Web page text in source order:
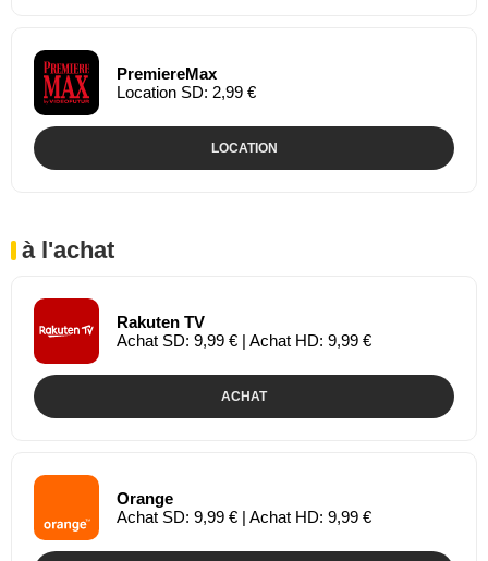
PremiereMax
Location SD: 2,99 €
LOCATION
à l'achat
Rakuten TV
Achat SD: 9,99 € | Achat HD: 9,99 €
ACHAT
Orange
Achat SD: 9,99 € | Achat HD: 9,99 €